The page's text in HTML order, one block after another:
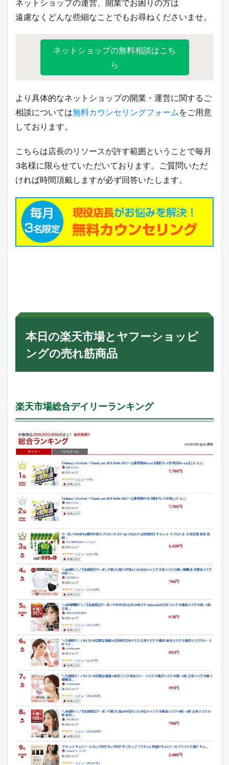
ネットショップの運営、開業でお困りの方は
遠慮なくどんな些細なことでもお尋ねくださいませ。
ネットショップの無料相談はこち
ら
より具体的なネットショップの開業・運営に関するご
相談については無料カウンセリングフォーム をご用意
しております。
こちらは店長のリソースが許す範囲ということで毎月
3名様に限らせていただいております。ご質問いただ
ければ時間頂戴しますが必ず回答いたします。
本日の楽天市場とヤフーショッピ
ングの売れ筋商品
楽天市場総合デイリーランキング